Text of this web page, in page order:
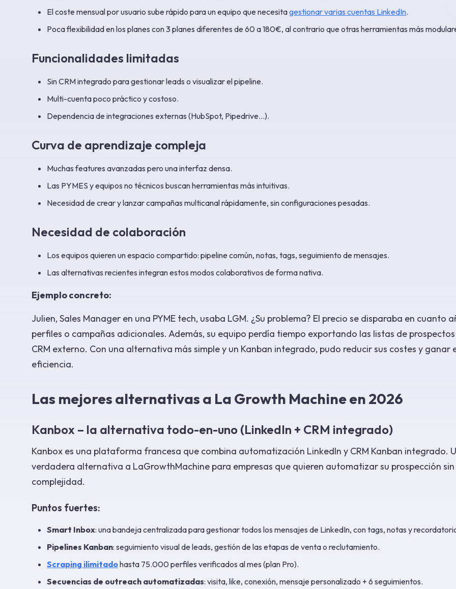
El coste mensual por usuario sube rápido para un equipo que necesitagestionar varias cuentas LinkedIn.
Poca flexibilidad en los planes con 3 planes diferentes de 60 a 180€, al contrario que otras herramientas más
Funcionalidades limitadas
Sin CRM integrado para gestionar leads o visualizar el pipeline.
Multi-cuenta poco práctico y costoso.
Dependencia de integraciones externas (HubSpot, Pipedrive…).
Curva de aprendizaje compleja
Muchas features avanzadas pero una interfaz densa.
Las PYMES y equipos no técnicos buscan herramientas más intuitivas.
Necesidad de crear y lanzar campañas multicanal rápidamente, sin configuraciones pesadas.
Necesidad de colaboración
Los equipos quieren un espacio compartido: pipeline común, notas, tags, seguimiento de mensajes.
Las alternativas recientes integran estos modos colaborativos de forma nativa.
Ejemplo concreto:
Julien, Sales Manager en una PYME tech, usaba LGM. ¿Su problema? El precio se disparaba en cuanto
perfiles o campañas adicionales. Además, su equipo perdía tiempo exportando las listas de
CRM externo. Con una alternativa más simple y un Kanban integrado, pudo reducir sus costes y ganar
eficiencia.
Las mejores alternativas a La Growth Machine en 2026
Kanbox – la alternativa todo-en-uno (LinkedIn + CRM integrado)
Kanbox es una plataforma francesa que combina automatización LinkedIn y CRM Kanban integrado.
verdadera alternativa a LaGrowthMachine para empresas que quieren automatizar su prospección sin
complejidad.
Puntos fuertes:
Smart Inbox: una bandeja centralizada para gestionar todos los mensajes de LinkedIn, con tags, notas y
Pipelines Kanban: seguimiento visual de leads, gestión de las etapas de venta o reclutamiento.
Scraping ilimitadohasta 75.000 perfiles verificados al mes (plan Pro).
Secuencias de outreach automatizadas: visita, like, conexión, mensaje personalizado + 6 seguimientos.